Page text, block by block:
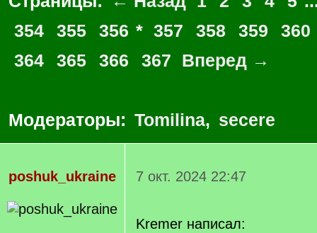
354
355 356 * 357 358 359 360
364
365 366 367 Вперед →
Модераторы: Tomilina, secere
poshuk_ukraine 7 окт. 2024 22:47
Kremer написал: